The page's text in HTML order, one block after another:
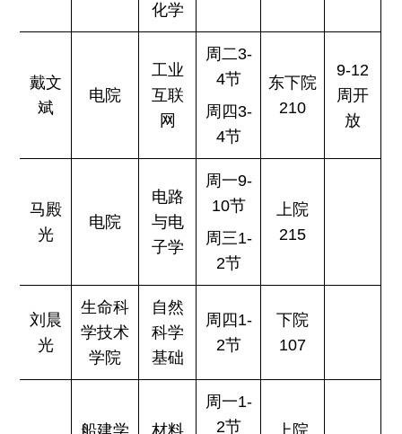
化学
戴文
斌
电院
工业
互联
网
周二3-
4节
周四3-
4节
东下院
210
9-12
周开
放
马殿
光
电院
电路
与电
子学
周一9-
10节
周三1-
2节
上院
215
刘晨
光
生命科
学技术
学院
自然
科学
基础
周四1-
2节
下院
107
船建学 材料
周一1-
2节
上院